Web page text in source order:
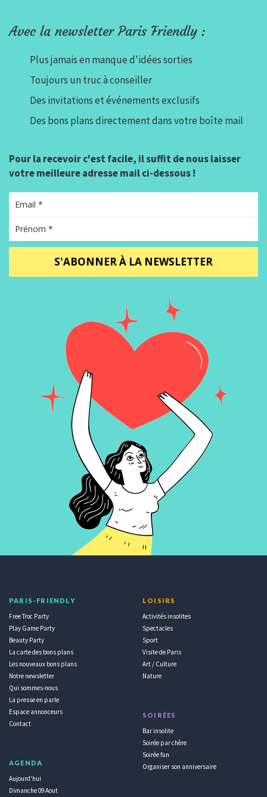
Avec la newsletter Paris Friendly :
Plus jamais en manque d'idées sorties
Toujours un truc à conseiller
Des invitations et événements exclusifs
Des bons plans directement dans votre boîte mail
Pour la recevoir c'est facile, il suffit de nous laisser
votre meilleure adresse mail ci-dessous !
S'ABONNER À LA NEWSLETTER
PARIS-FRIENDLY
Free Troc Party
Play Game Party
Beauty Party
La carte des bons plans
Les nouveaux bons plans
Notre newsletter
Qui sommes-nous
La presse en parle
Espace annonceurs
Contact
AGENDA
Aujourd'hui
Dimanche 09 Aout
LOISIRS
Activités insolites
Spectacles
Sport
Visite de Paris
Art / Culture
Nature
SOIRÉES
Bar insolite
Soirée par chère
Soirée fun
Organiser son anniversaire